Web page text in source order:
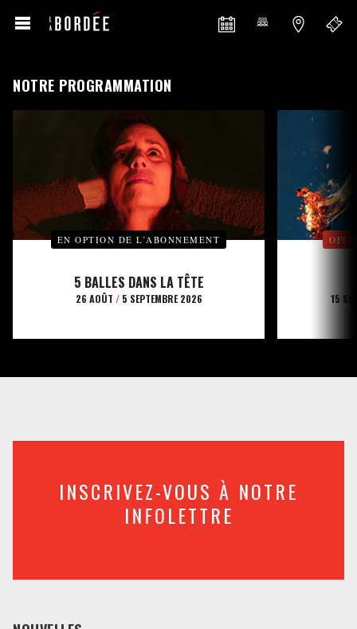
NOTRE PROGRAMMATION
EN OPTION DE L’ABONNEMENT
5 BALLES DANS LA TÊTE
26 AOÛT /5 SEPTEMBRE 2026 15
INSCRIVEZ-VOUS À NOTRE
INFOLETTRE